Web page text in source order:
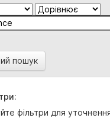
пошук
фільтри для